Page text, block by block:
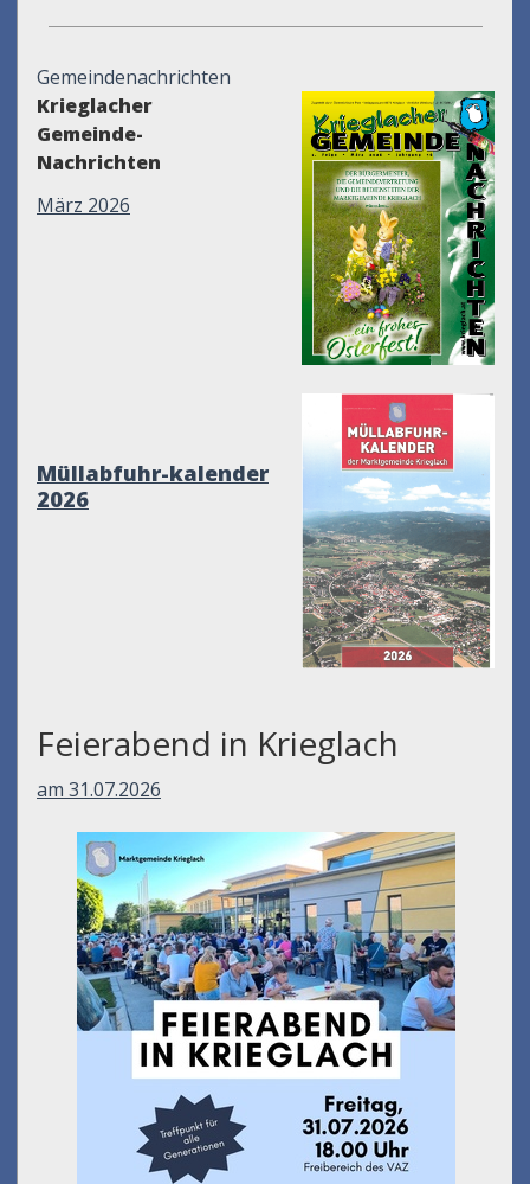
Gemeindenachrichten
Krieglacher
Gemeinde-
Nachrichten
März 2026
Müllabfuhr-kalender
2026
Feierabend in Krieglach
am 31.07.2026